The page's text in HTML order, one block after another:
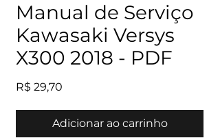
Manual de Serviço
Kawasaki Versys
X300 2018 - PDF
R$ 29,70
Adicionar ao carrinho